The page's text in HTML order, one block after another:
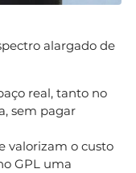
alargado de
real, tanto no
sem pagar
valorizam o custo
GPL uma